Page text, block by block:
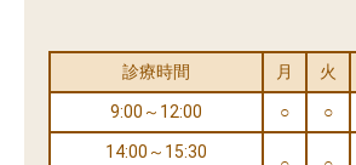
診療時間 月 火
9:00～12:00 ○ ○
14:00～15:30